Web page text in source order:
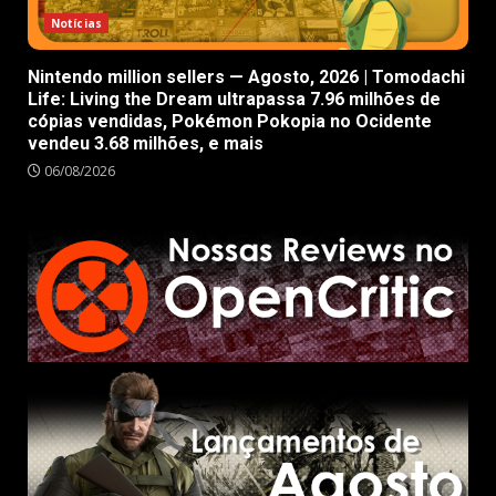
Notícias
Nintendo million sellers — Agosto, 2026 | Tomodachi
Life: Living the Dream ultrapassa 7.96 milhões de
cópias vendidas, Pokémon Pokopia no Ocidente
vendeu 3.68 milhões, e mais
06/08/2026